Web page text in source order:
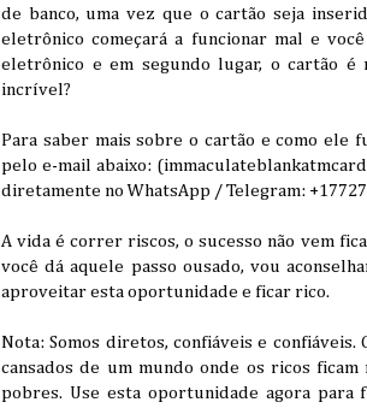
de banco, uma vez que o cartão seja
eletrônico começará a funcionar mal e
eletrônico e em segundo lugar, o cartão é
incrível?
Para saber mais sobre o cartão e como ele
pelo e-mail abaixo:
diretamente no WhatsApp / Telegram:
A vida é correr riscos, o sucesso não vem
você dá aquele passo ousado, vou
aproveitar esta oportunidade e ficar rico.
Nota: Somos diretos, confiáveis ​​e confiáveis.
cansados ​​de um mundo onde os ricos
pobres. Use esta oportunidade agora